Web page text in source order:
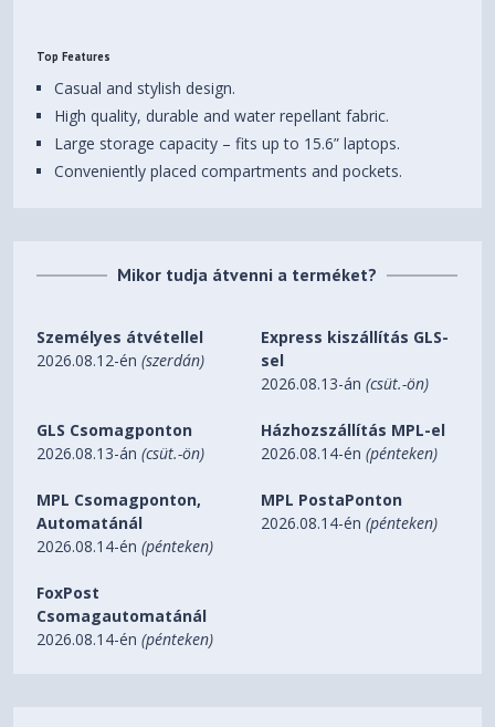
Top Features
Casual and stylish design.
High quality, durable and water repellant fabric.
Large storage capacity – fits up to 15.6” laptops.
Conveniently placed compartments and pockets.
Mikor tudja átvenni a terméket?
Személyes átvétellel
2026.08.12-én(szerdán)
Express kiszállítás GLS-
sel
2026.08.13-án(csüt.-ön)
GLS Csomagponton
2026.08.13-án(csüt.-ön)
Házhozszállítás MPL-el
2026.08.14-én(pénteken)
MPL Csomagponton,
Automatánál
2026.08.14-én(pénteken)
MPL PostaPonton
2026.08.14-én(pénteken)
FoxPost
Csomagautomatánál
2026.08.14-én(pénteken)